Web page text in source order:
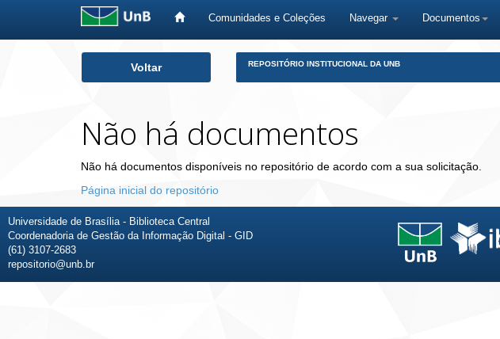
Comunidades e Coleções Navegar Documentos
Voltar REPOSITÓRIO INSTITUCIONAL DA UNB
Não há documentos
Não há documentos disponíveis no repositório de acordo com a sua solicitação.
Página inicial do repositório
Universidade de Brasília - Biblioteca Central
Coordenadoria de Gestão da Informação Digital - GID
(61) 3107-2683
repositorio@unb.br